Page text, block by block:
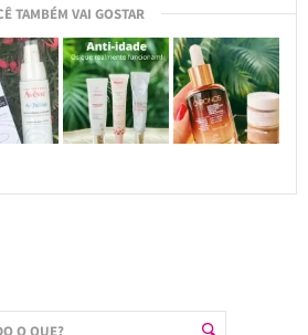
TAMBÉM VAI GOSTAR